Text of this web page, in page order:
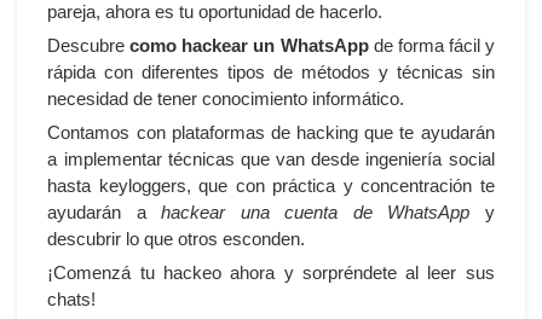
pareja, ahora es tu oportunidad de hacerlo.
Descubrecomo hackear un WhatsAppde forma fácil y
rápida con diferentes tipos de métodos y técnicas sin
necesidad de tener conocimiento informático.
Contamos con plataformas de hacking que te ayudarán
a implementar técnicas que van desde ingeniería social
hasta keyloggers, que con práctica y concentración te
ayudarán ahackear una cuenta de WhatsApp y
descubrir lo que otros esconden.
¡Comenzá tu hackeo ahora y sorpréndete al leer sus
chats!